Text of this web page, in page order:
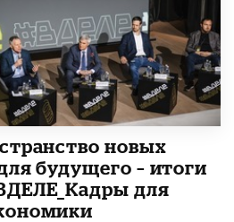
новых
будущего – итоги
для